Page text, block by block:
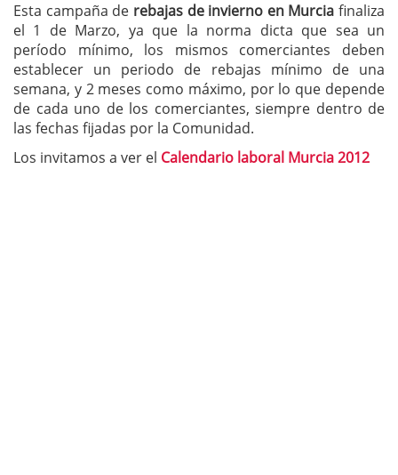
Esta campaña de rebajas de invierno en Murcia finaliza
el 1 de Marzo, ya que la norma dicta que sea un
período mínimo, los mismos comerciantes deben
establecer un periodo de rebajas mínimo de una
semana, y 2 meses como máximo, por lo que depende
de cada uno de los comerciantes, siempre dentro de
las fechas fijadas por la Comunidad.
Los invitamos a ver el Calendario laboral Murcia 2012